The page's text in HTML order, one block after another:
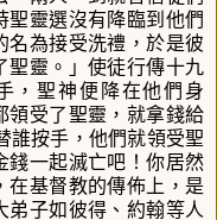
聖靈選沒有降臨到他們
名為接受洗禮，於是彼
靈。」 使徒行傳十九
，聖神便降在他們身
領受了聖靈，就拿錢給
誰按手，他們就領受聖
錢一起滅亡吧！你居然
在基督教的傳佈上，是
弟子如彼得、約翰等人